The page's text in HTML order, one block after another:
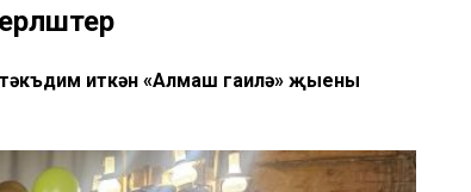
иткән «Алмаш гаилә» җыены